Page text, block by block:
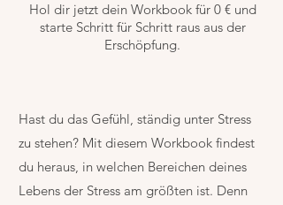
Hol dir jetzt dein Workbook für 0 € und
starte Schritt für Schritt raus aus der
Erschöpfung.
Hast du das Gefühl, ständig unter Stress
zu stehen? Mit diesem Workbook findest
du heraus, in welchen Bereichen deines
Lebens der Stress am größten ist. Denn